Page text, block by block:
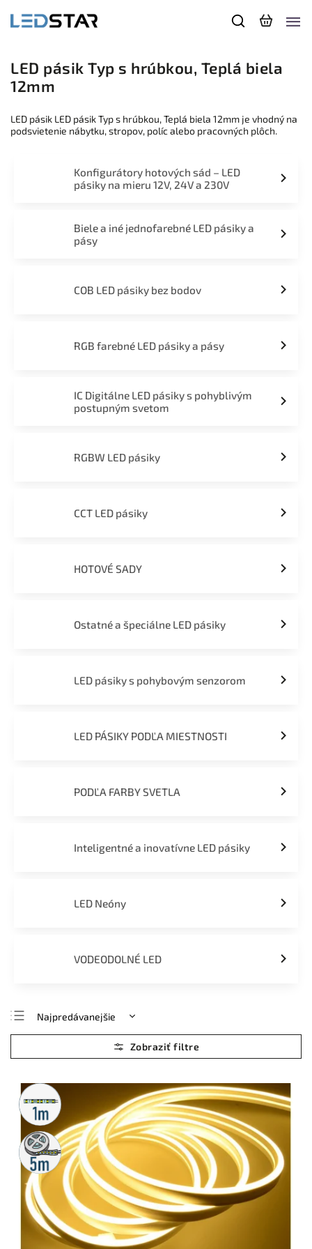
LED pásik Typ s hrúbkou, Teplá biela
12mm
LED pásik LED pásik Typ s hrúbkou, Teplá biela 12mm je vhodný na
podsvietenie nábytku, stropov, políc alebo pracovných plôch.
Konfigurátory hotových sád – LED
pásiky na mieru 12V, 24V a 230V
Biele a iné jednofarebné LED pásiky a
pásy
COB LED pásiky bez bodov
RGB farebné LED pásiky a pásy
IC Digitálne LED pásiky s pohyblivým
postupným svetom
RGBW LED pásiky
CCT LED pásiky
HOTOVÉ SADY
Ostatné a špeciálne LED pásiky
LED pásiky s pohybovým senzorom
LED PÁSIKY PODĽA MIESTNOSTI
PODĽA FARBY SVETLA
Inteligentné a inovatívne LED pásiky
LED Neóny
VODEODOLNÉ LED
Najpredávanejšie
Najlacnejšie
Najdrahšie
Abecedne
Metrážny
predaj
5m
rolka